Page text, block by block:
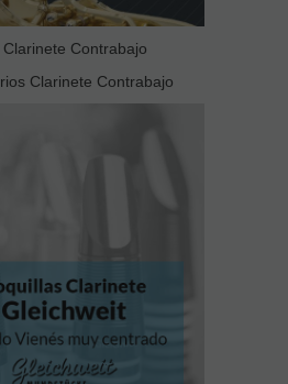
Contrabajo
Clarinete Contrabajo